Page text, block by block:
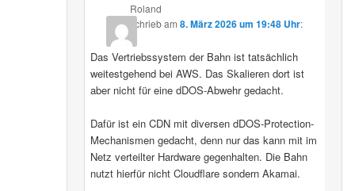
Roland
schriebam 8. März 2026 um 19:48 Uhr:
Das Vertriebssystem der Bahn ist tatsächlich
weitestgehend bei AWS. Das Skalieren dort ist
aber nicht für eine dDOS-Abwehr gedacht.
Dafür ist ein CDN mit diversen dDOS-Protection-
Mechanismen gedacht, denn nur das kann mit im
Netz verteilter Hardware gegenhalten. Die Bahn
nutzt hierfür nicht Cloudflare sondern Akamai.